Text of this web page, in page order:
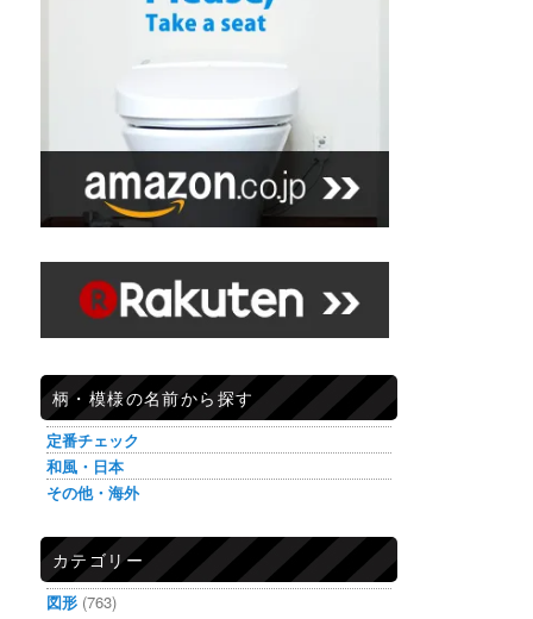
柄・模様の名前から探す
定番チェック
和風・日本
その他・海外
カテゴリー
図形 (763)